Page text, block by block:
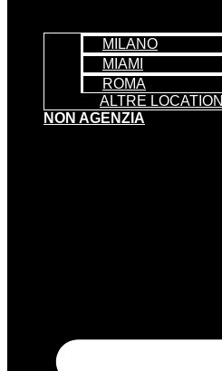
MILANO
MIAMI
ROMA
ALTRE LOCATION
NON AGENZIA